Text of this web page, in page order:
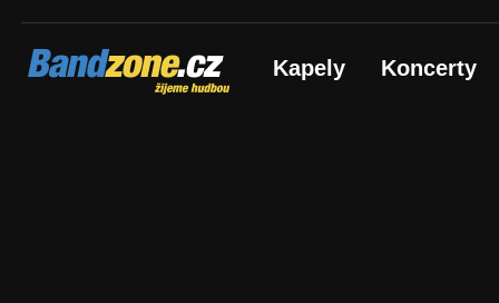
Bandzone.cz
žijeme hudbou Kapely Koncerty